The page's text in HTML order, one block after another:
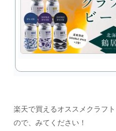
楽天で買えるオススメクラフ
ので、みてください！